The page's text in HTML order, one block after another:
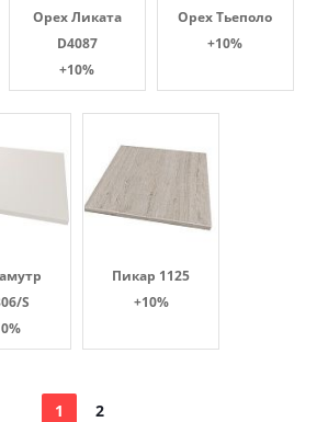
Орех Ликата
D4087
+10%
Орех Тьеполо
+10%
S
Пикар 1125
+10%
1 2